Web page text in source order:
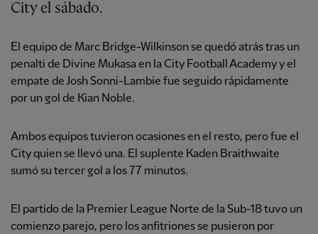
City el sábado.
El equipo de Marc Bridge-Wilkinson se quedó atrás tras un
penalti de Divine Mukasa en la City Football Academy y el
empate de Josh Sonni-Lambie fue seguido rápidamente
por un gol de Kian Noble.
Ambos equipos tuvieron ocasiones en el resto, pero fue el
City quien se llevó una. El suplente Kaden Braithwaite
sumó su tercer gol a los 77 minutos.
El partido de la Premier League Norte de la Sub-18 tuvo un
comienzo parejo, pero los anfitriones se pusieron por